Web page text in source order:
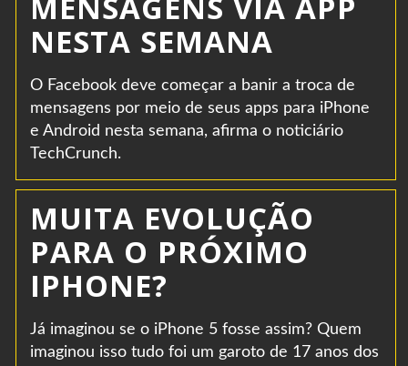
NESTA SEMANA
O Facebook deve começar a banir a troca de
mensagens por meio de seus apps para iPhone
e Android nesta semana, afirma o noticiário
TechCrunch.
MUITA EVOLUÇÃO
PARA O PRÓXIMO
IPHONE?
Já imaginou se o iPhone 5 fosse assim? Quem
imaginou isso tudo foi um garoto de 17 anos dos